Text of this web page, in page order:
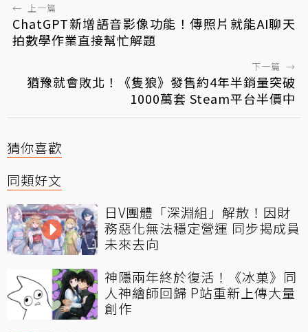
← 上一篇
ChatGPT新增語音影像功能！傳照片就能AI聊天
拍數學作業直接幫忙解題
下一篇 →
猶豫就會敗北！《隻狼》發售約4年半銷量突破
1000萬套 Steam平台半價中
猜你喜歡
同類好文
日V團體「深淵組」解散！因財
務惡化無法穩定營運 同步揭成員
未來去向
神隱兩年終於復活！《冰菓》同
人神繪師回歸 P站重新上傳大量
創作